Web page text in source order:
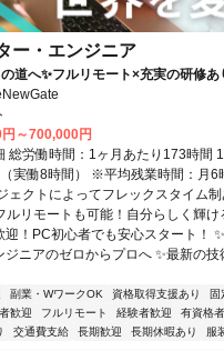
ー・エンジニア
道へ✨フルリモート×充実の研修あ
～700,000円
総労働時間：1ヶ月あたり173時間
実働8時間） ※平均残業時間：月6
クトによってフレックスタイム制
ルリモートも可能！自分らしく輝
迎！PC初心者でも安心スタート！
ジニアのゼロからプロへ ✨最新の
副業・WワークOK 資格取得支援あり 固
歓迎 フルリモート 経験者歓迎 有資格
交通費支給 長期歓迎 長期休暇あり 服